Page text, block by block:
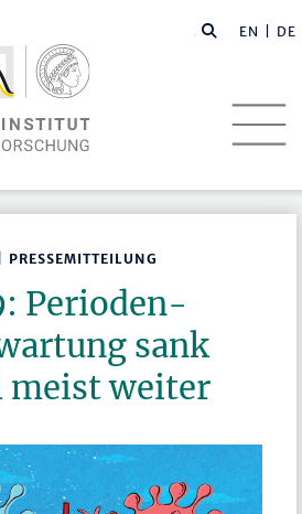
EN | DE
Perioden-
sank
meist weiter